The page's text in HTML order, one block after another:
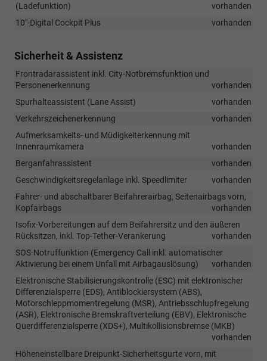
(Ladefunktion)
vorhanden
10"-Digital Cockpit Plus
vorhanden
Sicherheit & Assistenz
Frontradarassistent inkl. City-Notbremsfunktion und
Personenerkennung
vorhanden
Spurhalteassistent (Lane Assist)
vorhanden
Verkehrszeichenerkennung
vorhanden
Aufmerksamkeits- und Müdigkeiterkennung mit
Innenraumkamera
vorhanden
Berganfahrassistent
vorhanden
Geschwindigkeitsregelanlage inkl. Speedlimiter
vorhanden
Fahrer- und abschaltbarer Beifahrerairbag, Seitenairbags vorn,
Kopfairbags
vorhanden
Isofix-Vorbereitungen auf dem Beifahrersitz und den äußeren
Rücksitzen, inkl. Top-Tether-Verankerung
vorhanden
SOS-Notruffunktion (Emergency Call inkl. automatischer
Aktivierung bei einem Unfall mit Airbagauslösung)
vorhanden
Elektronische Stabilisierungskontrolle (ESC) mit elektronischer
Differenzialsperre (EDS), Antiblockiersystem (ABS),
Motorschleppmomentregelung (MSR), Antriebsschlupfregelung
(ASR), Elektronische Bremskraftverteilung (EBV), Elektronische
Querdifferenzialsperre (XDS+), Multikollisionsbremse (MKB)
vorhanden
Höheneinstellbare Dreipunkt-Sicherheitsgurte vorn, mit